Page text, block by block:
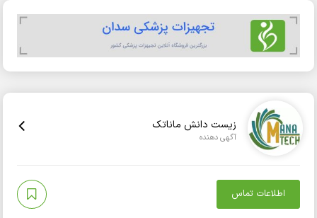
زیست دانش ماناتک
آگهی دهنده
اطلاعات تماس